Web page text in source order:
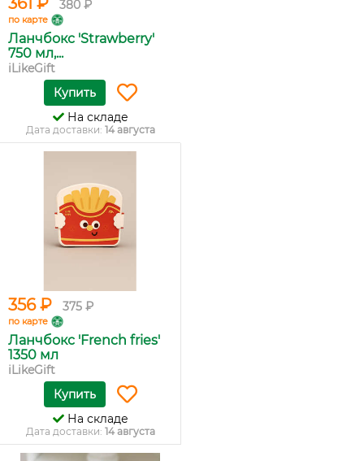
380 ₽
по карте
Ланчбокс 'Strawberry'
750 мл,...
iLikeGift
Купить
На складе
Дата доставки: 14 августа
356 ₽ 375 ₽
по карте
Ланчбокс 'French fries'
1350 мл
iLikeGift
Купить
На складе
Дата доставки: 14 августа